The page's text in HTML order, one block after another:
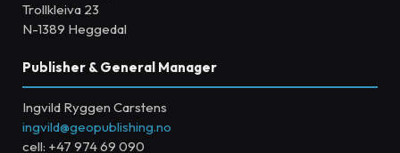
Trollkleiva 23
N-1389 Heggedal
Publisher & General Manager
Ingvild Ryggen Carstens
ingvild@geopublishing.no
cell: +47 974 69 090